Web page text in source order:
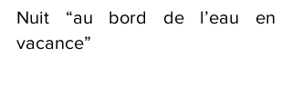
Nuit “au bord de l’eau en
vacance”